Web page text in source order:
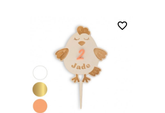
favorite_border